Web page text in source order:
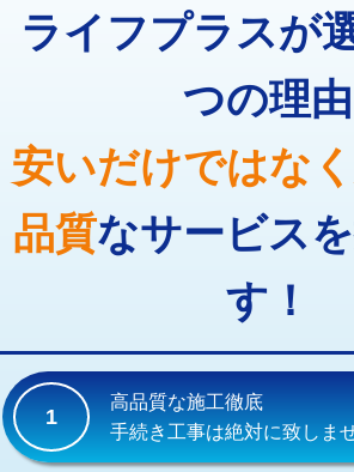
モルタル補修（厚さ10㎝まで）
廃棄・処分
止水・漏水調査・防水処理・清掃・修
止水・漏水調査・防水処理・清掃・修
止水・漏水調査・防水処理・清掃・修
理・調整・分解・加工など（重作業）
その他部品の脱着
交換・取付(単水栓（壁付・デッキ
式）)
交換・取付(混合水栓（壁付・デッキ
式・ワンホール）)
ライフプラスが
つの理由
安いだけではな
品質なサービス
す！
1
高品質な施工徹底
手続き工事は絶対に致しま